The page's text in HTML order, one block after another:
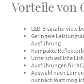
Vorteile von
LED-Ersatz für viele
Geringere
Ausführung
Kompakte
Unterschiedliche
Ausführungen für
Auswahl nach
nur nach Watt